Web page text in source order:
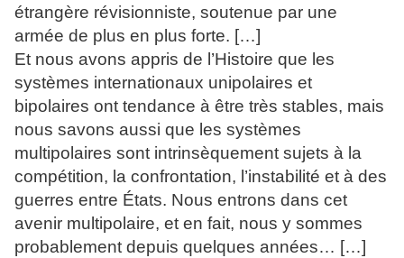
étrangère révisionniste, soutenue par une
armée de plus en plus forte. […]
Et nous avons appris de l’Histoire que les
systèmes internationaux unipolaires et
bipolaires ont tendance à être très stables, mais
nous savons aussi que les systèmes
multipolaires sont intrinsèquement sujets à la
compétition, la confrontation, l’instabilité et à des
guerres entre États. Nous entrons dans cet
avenir multipolaire, et en fait, nous y sommes
probablement depuis quelques années… […]